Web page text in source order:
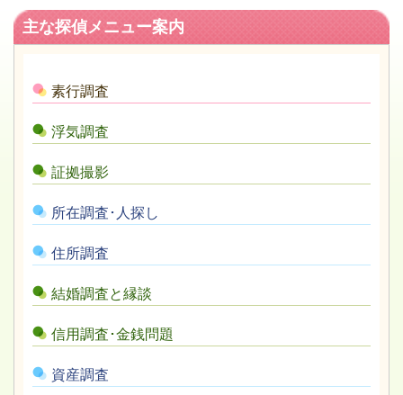
主な探偵メニュー案内
素行調査
浮気調査
証拠撮影
所在調査･人探し
住所調査
結婚調査と縁談
信用調査･金銭問題
資産調査